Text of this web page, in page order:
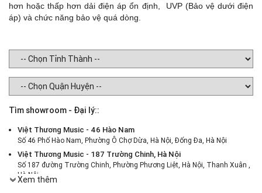
hơn hoặc thấp hơn dải điện áp ổn định, UVP (Bảo vệ dưới điện
áp) và chức năng bảo vệ quá dòng.
Tìm showroom - Đại lý::
Việt Thương Music - 46 Hào Nam
Số 46 Phố Hào Nam, Phường Ô Chợ Dừa, Hà Nội, Đống Đa, Hà Nội
Việt Thương Music - 187 Trường Chinh, Hà Nội
Số 187 đường Trường Chinh, Phường Phương Liệt, Hà Nội, Thanh Xuân ,
Hà Nội
Xem thêm